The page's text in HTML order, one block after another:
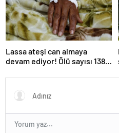
Lassa ateşi can almaya
devam ediyor! Ölü sayısı 138’e